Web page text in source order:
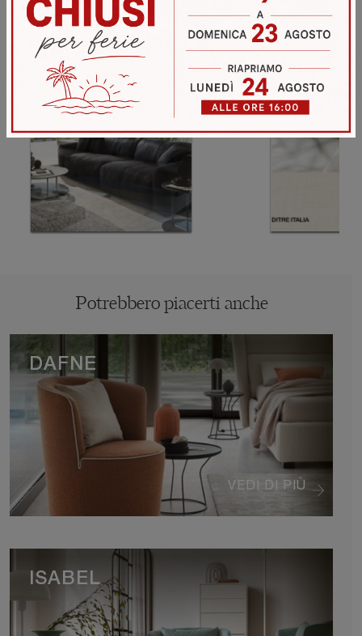
Potrebbero piacerti anche
VEDI DI PIÙ
DAFNE
ISABEL